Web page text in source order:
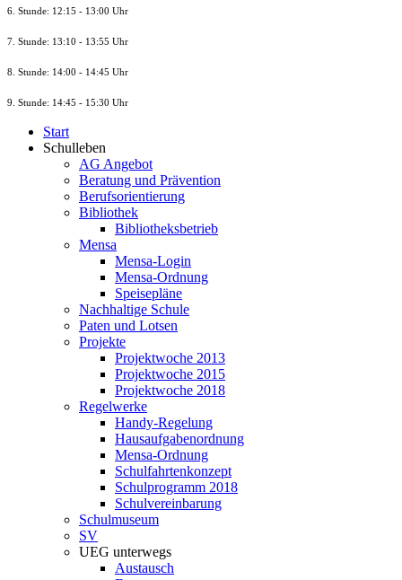
6. Stunde: 12:15 - 13:00 Uhr
7. Stunde: 13:10 - 13:55 Uhr
8. Stunde: 14:00 - 14:45 Uhr
9. Stunde: 14:45 - 15:30 Uhr
Start
Schulleben
AG Angebot
Beratung und Prävention
Berufsorientierung
Bibliothek
Bibliotheksbetrieb
Mensa
Mensa-Login
Mensa-Ordnung
Speisepläne
Nachhaltige Schule
Paten und Lotsen
Projekte
Projektwoche 2013
Projektwoche 2015
Projektwoche 2018
Regelwerke
Handy-Regelung
Hausaufgabenordnung
Mensa-Ordnung
Schulfahrtenkonzept
Schulprogramm 2018
Schulvereinbarung
Schulmuseum
SV
UEG unterwegs
Austausch